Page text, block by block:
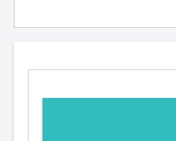
глубокие знания
безопасности.
морских судах,